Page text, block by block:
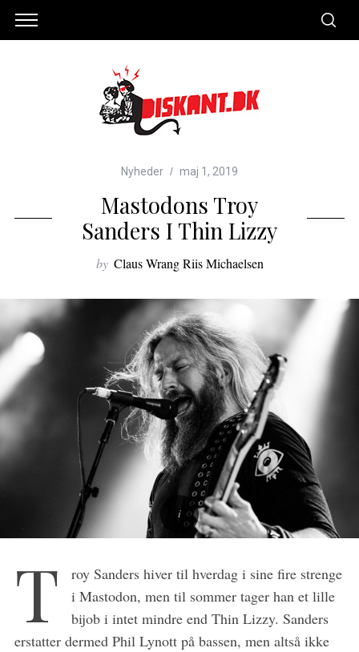
Nyheder maj 1, 2019
Mastodons Troy
Sanders I Thin Lizzy
by Claus Wrang Riis Michaelsen
T
roy Sanders hiver til hverdag i sine fire strenge
i Mastodon, men til sommer tager han et lille
bijob i intet mindre end Thin Lizzy. Sanders
erstatter dermed Phil Lynott på bassen, men altså ikke